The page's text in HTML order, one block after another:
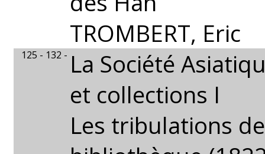
TROMBERT, Eric
125 - 132 - La Société
et collections I
Les tribulations